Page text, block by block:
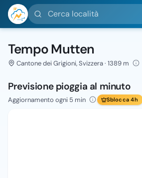
Cerca località
Tempo Mutten
Cantone dei Grigioni, Svizzera · 1389 m
Previsione pioggia al minuto
Aggiornamento ogni 5 min Sblocca 4h